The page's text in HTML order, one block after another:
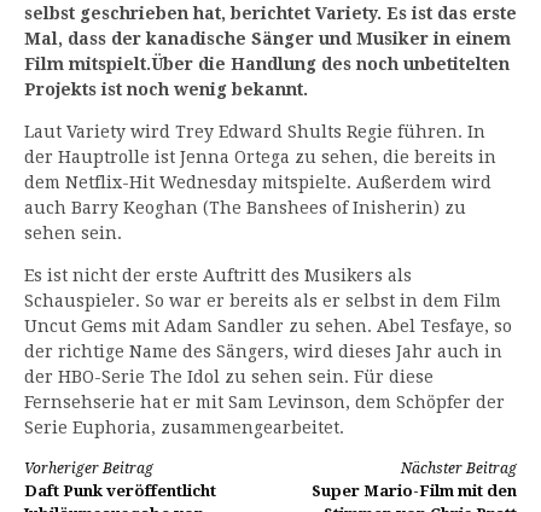
selbst geschrieben hat, berichtet Variety. Es ist das erste
Mal, dass der kanadische Sänger und Musiker in einem
Film mitspielt.Über die Handlung des noch unbetitelten
Projekts ist noch wenig bekannt.
Laut Variety wird Trey Edward Shults Regie führen. In
der Hauptrolle ist Jenna Ortega zu sehen, die bereits in
dem Netflix-Hit Wednesday mitspielte. Außerdem wird
auch Barry Keoghan (The Banshees of Inisherin) zu
sehen sein.
Es ist nicht der erste Auftritt des Musikers als
Schauspieler. So war er bereits als er selbst in dem Film
Uncut Gems mit Adam Sandler zu sehen. Abel Tesfaye, so
der richtige Name des Sängers, wird dieses Jahr auch in
der HBO-Serie The Idol zu sehen sein. Für diese
Fernsehserie hat er mit Sam Levinson, dem Schöpfer der
Serie Euphoria, zusammengearbeitet.
Weiterlesen
Vorheriger Beitrag
Daft Punk veröffentlicht
Nächster Beitrag
Super Mario-Film mit den